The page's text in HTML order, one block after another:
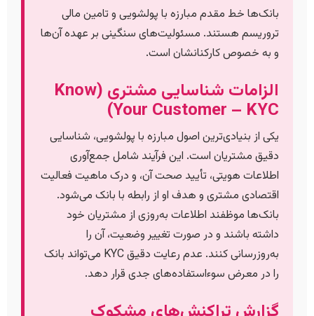
بانک‌ها خط مقدم مبارزه با پولشویی و تامین مالی
تروریسم هستند. مسئولیت‌های سنگینی بر عهده آن‌ها
و به خصوص کارکنانشان است.
الزامات شناسایی مشتری (Know
Your Customer – KYC)
یکی از بنیادی‌ترین اصول مبارزه با پولشویی، شناسایی
دقیق مشتریان است. این فرآیند شامل جمع‌آوری
اطلاعات هویتی، تأیید صحت آن، و درک ماهیت فعالیت
اقتصادی مشتری و هدف او از رابطه با بانک می‌شود.
بانک‌ها موظفند اطلاعات به‌روزی از مشتریان خود
داشته باشند و در صورت تغییر وضعیت، آن را
به‌روزرسانی کنند. عدم رعایت دقیق KYC می‌تواند بانک
را در معرض سوءاستفاده‌های جدی قرار دهد.